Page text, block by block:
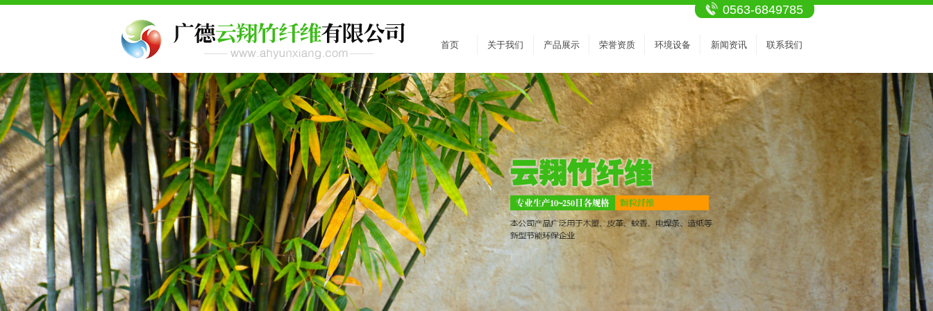
首页 关于我们 产品展示 荣誉资质 环境设备 新闻资讯 联系我们
0563-6849785